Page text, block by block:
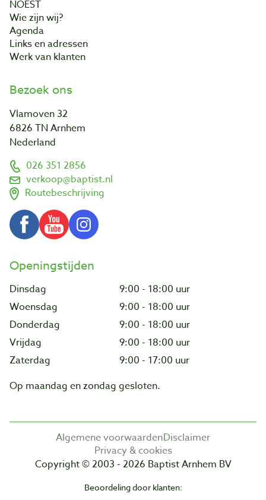
NOEST
Wie zijn wij?
Agenda
Links en adressen
Werk van klanten
Bezoek ons
Vlamoven 32
6826 TN Arnhem
Nederland
026 351 2856
verkoop@baptist.nl
Routebeschrijving
Openingstijden
Dinsdag
9:00 - 18:00 uur
Woensdag
9:00 - 18:00 uur
Donderdag
9:00 - 18:00 uur
Vrijdag
9:00 - 18:00 uur
Zaterdag
9:00 - 17:00 uur
Op maandag en zondag gesloten.
Algemene voorwaardenDisclaimer
Privacy & cookies
Copyright © 2003 - 2026 Baptist Arnhem BV
Beoordeling door klanten: